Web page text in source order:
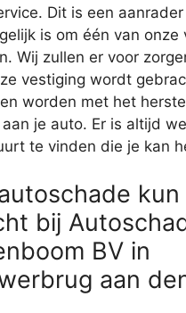
Dit is een
is om één van onze
Wij zullen er voor
vestiging wordt
worden met het
je auto. Er is altijd
te vinden die je kan
kun
bij
BV in
aan